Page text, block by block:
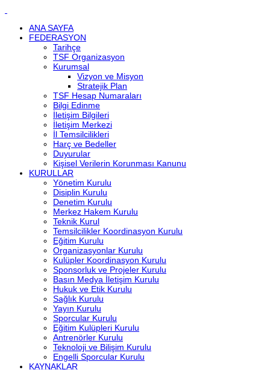
ANA SAYFA
FEDERASYON
Tarihçe
TSF Organizasyon
Kurumsal
Vizyon ve Misyon
Stratejik Plan
TSF Hesap Numaraları
Bilgi Edinme
İletişim Bilgileri
İletişim Merkezi
İl Temsilcilikleri
Harç ve Bedeller
Duyurular
Kişisel Verilerin Korunması Kanunu
KURULLAR
Yönetim Kurulu
Disiplin Kurulu
Denetim Kurulu
Merkez Hakem Kurulu
Teknik Kurul
Temsilcilikler Koordinasyon Kurulu
Eğitim Kurulu
Organizasyonlar Kurulu
Kulüpler Koordinasyon Kurulu
Sponsorluk ve Projeler Kurulu
Basın Medya İletişim Kurulu
Hukuk ve Etik Kurulu
Sağlık Kurulu
Yayın Kurulu
Sporcular Kurulu
Eğitim Kulüpleri Kurulu
Antrenörler Kurulu
Teknoloji ve Bilişim Kurulu
Engelli Sporcular Kurulu
KAYNAKLAR